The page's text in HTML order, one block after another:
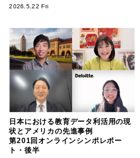
2026.5.22 Fri
日本における教育データ利活用の現
状とアメリカの先進事例
第201回オンラインシンポレポー
ト・後半